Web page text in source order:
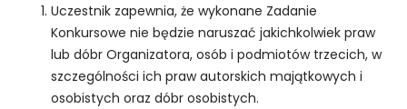
Uczestnik zapewnia, że wykonane Zadanie
Konkursowe nie będzie naruszać jakichkolwiek praw
lub dóbr Organizatora, osób i podmiotów trzecich, w
szczególności ich praw autorskich majątkowych i
osobistych oraz dóbr osobistych.